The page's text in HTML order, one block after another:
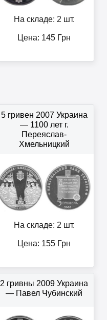
На складе: 2 шт.
Цена: 145 Грн
5 гривен 2007 Украина
— 1100 лет г.
Переяслав-
Хмельницкий
На складе: 2 шт.
Цена: 155 Грн
2 гривны 2009 Украина
— Павел Чубинский